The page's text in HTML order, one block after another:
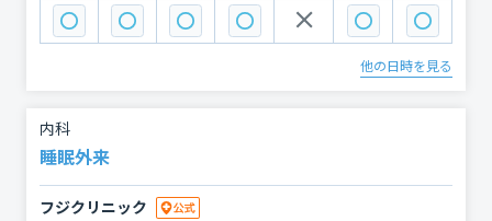
み（にきび、湿疹、アトピーなど） フジク
リニックの特長 ・事前準備でスムーズな
診療 健康診断結果やお薬手帳をお持ち
の場合は、診療時にご提示いただくと、
安をお気軽にご相談ください フジクリ
ニックでは、患者様の症状に寄り添い、
他の日時を見る
内科
睡眠外来
フジクリニック